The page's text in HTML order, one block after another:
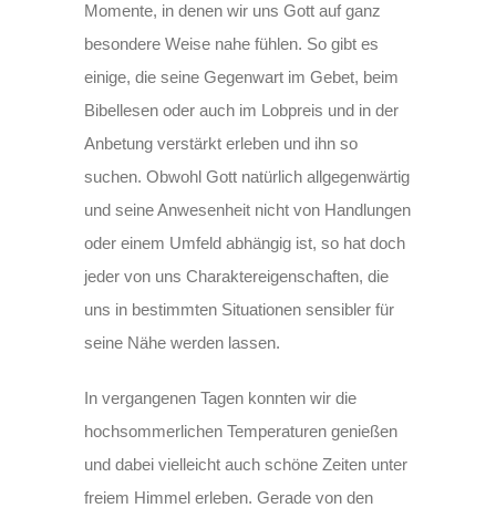
Momente, in denen wir uns Gott auf ganz
besondere Weise nahe fühlen. So gibt es
einige, die seine Gegenwart im Gebet, beim
Bibellesen oder auch im Lobpreis und in der
Anbetung verstärkt erleben und ihn so
suchen. Obwohl Gott natürlich allgegenwärtig
und seine Anwesenheit nicht von Handlungen
oder einem Umfeld abhängig ist, so hat doch
jeder von uns Charaktereigenschaften, die
uns in bestimmten Situationen sensibler für
seine Nähe werden lassen.
In vergangenen Tagen konnten wir die
hochsommerlichen Temperaturen genießen
und dabei vielleicht auch schöne Zeiten unter
freiem Himmel erleben. Gerade von den